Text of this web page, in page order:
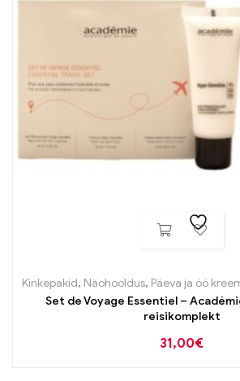
Kinkepakid, Näohooldus, Päeva ja öö
Set de Voyage Essentiel –
reisikomplekt
31,00€